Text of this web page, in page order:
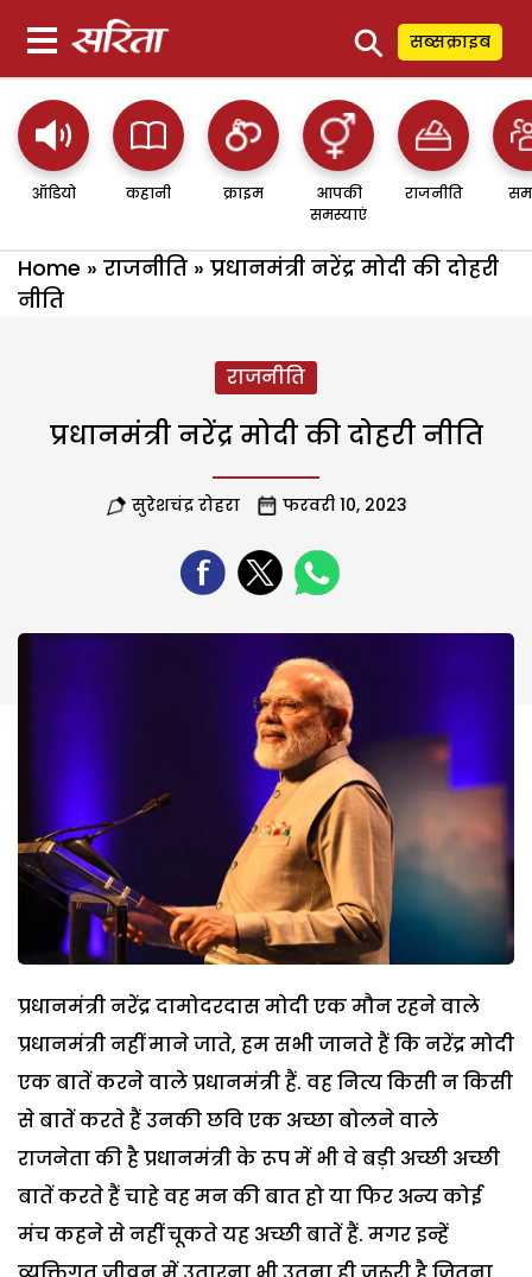
⚲ सब्सक्राइब
ऑडियो कहानी क्राइम
आपकी
समस्याएं
राजनीति
Home » राजनीति » प्रधानमंत्री नरेंद्र मोदी की दोहरी
नीति
राजनीति
प्रधानमंत्री नरेंद्र मोदी की दोहरी नीति
सुरेशचंद्र रोहरा फरवरी 10, 2023
प्रधानमंत्री नरेंद्र दामोदरदास मोदी एक मौन रहने वाले
प्रधानमंत्री नहीं माने जाते, हम सभी जानते हैं कि नरेंद्र मोदी
एक बातें करने वाले प्रधानमंत्री हैं. वह नित्य किसी न किसी
से बातें करते हैं उनकी छवि एक अच्छा बोलने वाले
राजनेता की है प्रधानमंत्री के रूप में भी वे बड़ी अच्छी अच्छी
बातें करते हैं चाहे वह मन की बात हो या फिर अन्य कोई
मंच कहने से नहीं चूकते यह अच्छी बातें हैं. मगर इन्हें